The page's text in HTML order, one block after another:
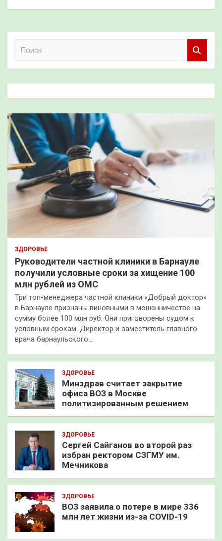
к
ЗДОРОВЬЕ
Руководители частной клиники в Барнауле
получили условные сроки за хищение 100
млн рублей из ОМС
Три топ-менеджера частной клиники «Добрый доктор»
в Барнауле признаны виновными в мошенничестве на
сумму более 100 млн руб. Они приговорены судом к
условным срокам. Директор и заместитель главного
врача барнаульского…
ЗДОРОВЬЕ
Минздрав считает закрытие
офиса ВОЗ в Москве
политизированным решением
ЗДОРОВЬЕ
Сергей Сайганов во второй раз
избран ректором СЗГМУ им.
Мечникова
ЗДОРОВЬЕ
ВОЗ заявила о потере в мире 336
млн лет жизни из-за COVID-19